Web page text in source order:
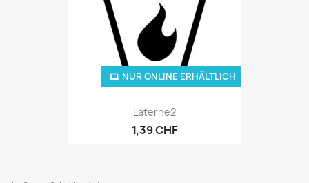
Laterne2
1,39 CHF
NUR ONLINE ERHÄLTLICH